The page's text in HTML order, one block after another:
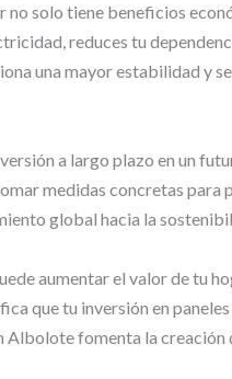
no solo tiene beneficios
reduces tu
una mayor estabilidad y
a largo plazo en un
medidas concretas
global hacia la
aumentar el valor de tu
que tu inversión en
Albolote fomenta la